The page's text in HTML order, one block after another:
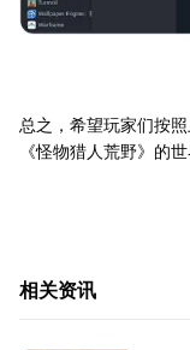
总之，希望玩家们按
《怪物猎人荒野》的
相关资讯